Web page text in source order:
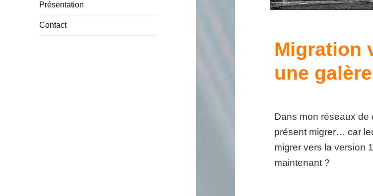
Présentation
Contact
Migration
une
Dans mon réseaux de
présent migrer… car
migrer vers la version
maintenant ?